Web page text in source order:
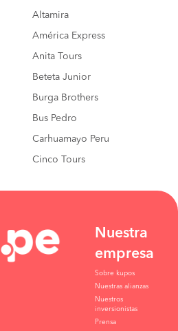
Altamira
América Express
Anita Tours
Beteta Junior
Burga Brothers
Bus Pedro
Carhuamayo Peru
Cinco Tours
Nuestra
empresa
Sobre kupos
Nuestras alianzas
Nuestros
inversionistas
Prensa